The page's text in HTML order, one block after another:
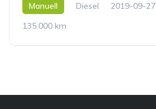
Manuell Diesel 2019-09-27
135.000 km